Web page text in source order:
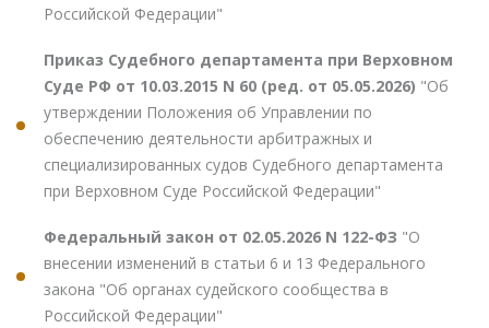
Российской Федерации"
Приказ Судебного департамента при Верховном
Суде РФ от 10.03.2015 N 60 (ред. от 05.05.2026) "Об
утверждении Положения об Управлении по
обеспечению деятельности арбитражных и
специализированных судов Судебного департамента
при Верховном Суде Российской Федерации"
Федеральный закон от 02.05.2026 N 122-ФЗ "О
внесении изменений в статьи 6 и 13 Федерального
закона "Об органах судейского сообщества в
Российской Федерации"